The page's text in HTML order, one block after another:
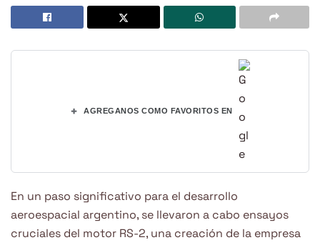
+ AGREGANOS COMO FAVORITOS EN
En un paso significativo para el desarrollo
aeroespacial argentino, se llevaron a cabo ensayos
cruciales del motor RS-2, una creación de la empresa